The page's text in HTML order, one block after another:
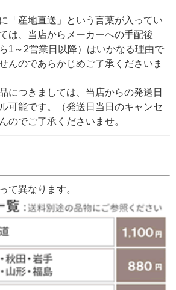
「産地直送」という言葉が入ってい
は、当店からメーカーへの手配後
1～2営業日以降）はいかなる理由で
んのであらかじめご了承くださいま
につきましては、当店からの発送日
可能です。（発送日当日のキャンセ
のでご了承くださいませ。
て異なります。